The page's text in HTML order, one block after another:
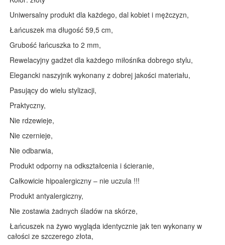
Uniwersalny produkt dla każdego, dal kobiet i mężczyzn,
Łańcuszek ma długość 59,5 cm,
Grubość łańcuszka to 2 mm,
Rewelacyjny gadżet dla każdego miłośnika dobrego stylu,
Elegancki naszyjnik wykonany z dobrej jakości materiału,
Pasujący do wielu stylizacji,
Praktyczny,
Nie rdzewieje,
Nie czernieje,
Nie odbarwia,
Produkt odporny na odkształcenia i ścieranie,
Całkowicie hipoalergiczny – nie uczula !!!
Produkt antyalergiczny,
Nie zostawia żadnych śladów na skórze,
Łańcuszek na żywo wygląda identycznie jak ten wykonany w
całości ze szczerego złota,